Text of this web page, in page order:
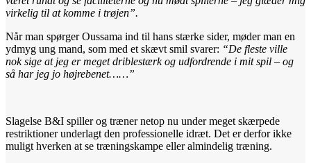
virkelig til at komme i trøjen”.
Når man spørger Oussama ind til hans stærke sider, møder man en
ydmyg ung mand, som med et skævt smil svarer: “De fleste ville
nok sige at jeg er meget driblestærk og udfordrende i mit spil – og
så har jeg jo højrebenet……”
Slagelse B&I spiller og træner netop nu under meget skærpede
restriktioner underlagt den professionelle idræt. Det er derfor ikke
muligt hverken at se træningskampe eller almindelig træning.